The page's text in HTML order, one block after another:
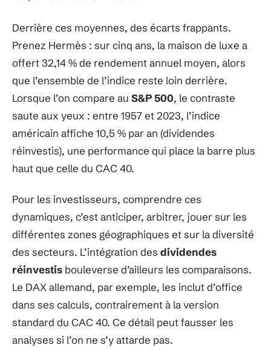
Derrière ces moyennes, des écarts frappants.
Prenez Hermès : sur cinq ans, la maison de luxe a
offert 32,14 % de rendement annuel moyen, alors
que l’ensemble de l’indice reste loin derrière.
Lorsque l’on compare au S&P 500, le contraste
saute aux yeux : entre 1957 et 2023, l’indice
américain affiche 10,5 % par an (dividendes
réinvestis), une performance qui place la barre plus
haut que celle du CAC 40.
Pour les investisseurs, comprendre ces
dynamiques, c’est anticiper, arbitrer, jouer sur les
différentes zones géographiques et sur la diversité
des secteurs. L’intégration des dividendes
réinvestis bouleverse d’ailleurs les comparaisons.
Le DAX allemand, par exemple, les inclut d’office
dans ses calculs, contrairement à la version
standard du CAC 40. Ce détail peut fausser les
analyses si l’on ne s’y attarde pas.